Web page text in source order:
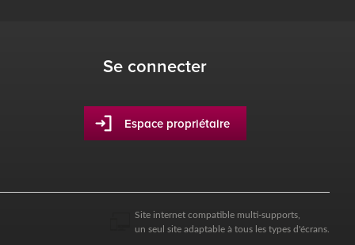
Se connecter
Espace propriétaire
Site internet compatible multi-supports,
un seul site adaptable à tous les types d'écrans.